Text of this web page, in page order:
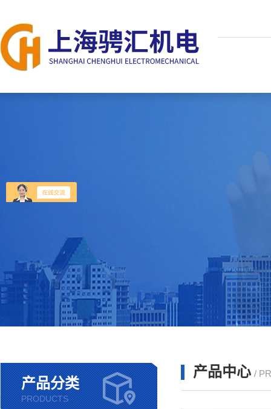
产品分类
PRODUCTS
产品中心 /